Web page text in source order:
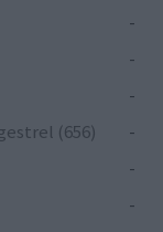
-
-
-
(656)
-
-
-